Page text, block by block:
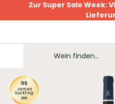
Zur Super Sale Week:
96
James
Suckling
2023